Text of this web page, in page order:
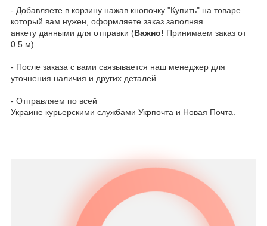
- Добавляете в корзину нажав кнопочку "Купить" на товаре
который вам нужен, оформляете заказ заполняя
анкету данными для отправки (Важно! Принимаем заказ от
0.5 м)
- После заказа с вами связывается наш менеджер для
уточнения наличия и других деталей.
- Отправляем по всей
Украине курьерскими службами Укрпочта и Новая Почта.